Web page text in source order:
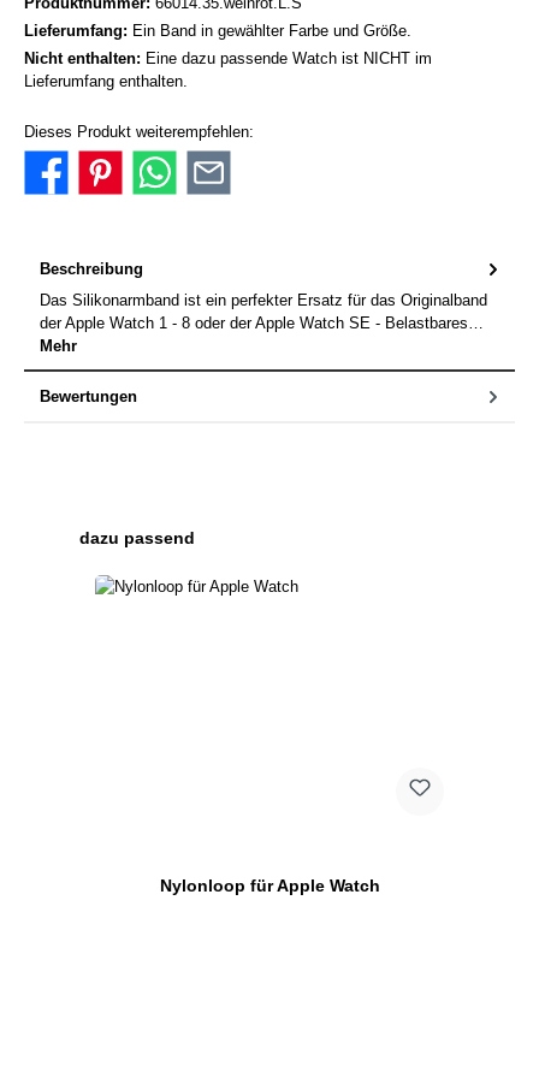
Lieferumfang: Ein Band in gewählter Farbe und Größe.
Nicht enthalten: Eine dazu passende Watch ist NICHT im
Lieferumfang enthalten.
Dieses Produkt weiterempfehlen:
Beschreibung
Das Silikonarmband ist ein perfekter Ersatz für das Originalband
der Apple Watch 1 - 8 oder der Apple Watch SE - Belastbares…
Mehr
Bewertungen
Produktgalerie überspringen
dazu passend
Nylonloop für Apple Watch